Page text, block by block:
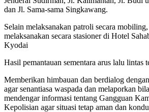
dan Jl. Sama-sama Singkawang.
Selain melaksanakan patroli secara
melaksanakan secara stasioner di Hotel
Kyodai
Hasil pemantauan sementara arus lalu lintas
Memberikan himbauan dan berdialog
agar senantiasa waspada dan melaporkan
mendengar informasi tentang Gangguan
Kepolisian agar situasi tetap aman dan